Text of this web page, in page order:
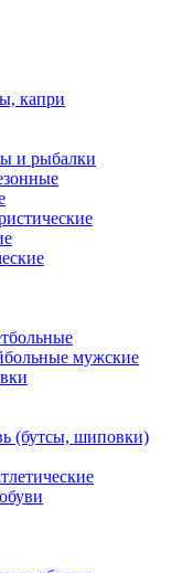
капри
и рыбалки
мужские
(бутсы, шиповки)